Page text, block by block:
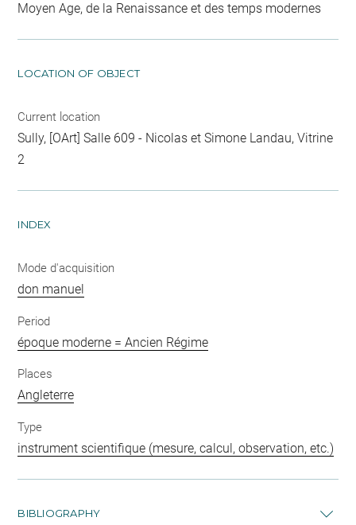
Moyen Age, de la Renaissance et des temps modernes
LOCATION OF OBJECT
Current location
Sully, [OArt] Salle 609 - Nicolas et Simone Landau, Vitrine
2
INDEX
Mode d'acquisition
don manuel
Period
époque moderne = Ancien Régime
Places
Angleterre
Type
instrument scientifique (mesure, calcul, observation, etc.)
BIBLIOGRAPHY